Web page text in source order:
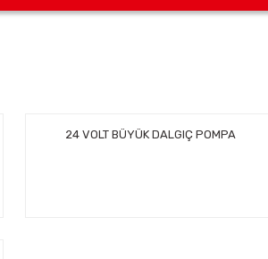
24 VOLT BÜYÜK DALGIÇ POMPA